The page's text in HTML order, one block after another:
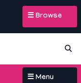
☰ Browse
☰ Menu